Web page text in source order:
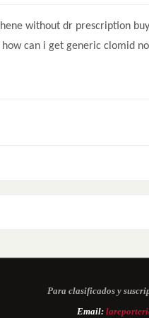
without dr prescription
can i get generic clomid
Para clasificados y
Email: